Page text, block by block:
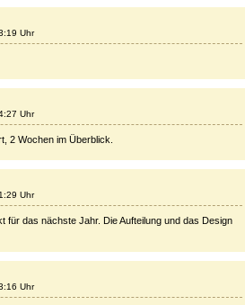
Uhr
Uhr
2 Wochen im Überblick.
Uhr
für das nächste Jahr. Die Aufteilung und das Design
Uhr